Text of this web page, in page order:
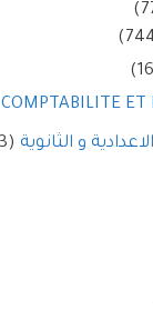
COMPTABILITE ET
و الثانوية (43)